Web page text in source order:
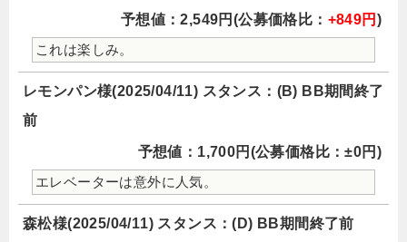
予想値：2,549円(公募価格比： +849円 )
これは楽しみ。
レモンパン様(2025/04/11) スタンス：(B) BB期間終了
前
予想値：1,700円(公募価格比：±0円)
エレベーターは意外に人気。
森松様(2025/04/11) スタンス：(D) BB期間終了前